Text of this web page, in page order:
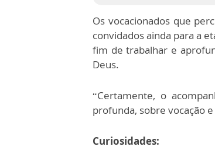
Os vocacionados que
convidados ainda para a
fim de trabalhar e
Deus.
“Certamente, o
profunda, sobre vocação
Curiosidades: